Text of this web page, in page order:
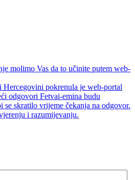
molimo Vas da to učinite putem web-
Hercegovini pokrenula je web-portal
odgovori Fetvai-emina budu
skratilo vrijeme čekanja na odgovor.
i razumijevanju.